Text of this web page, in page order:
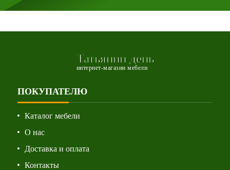
Татьянин день
интернет-магазин мебели
ПОКУПАТЕЛЮ
Каталог мебели
О нас
Доставка и оплата
Контакты